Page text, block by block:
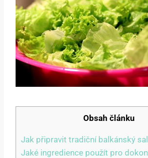
Obsah článku
Jak připravit tradiční balkánský
Jaké ingredience ⁢použít pro